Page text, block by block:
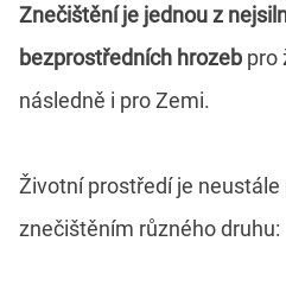
Znečištění je jednou z
bezprostředních hrozeb pro
následně i pro Zemi.
Životní prostředí je neustále
znečištěním různého druhu: